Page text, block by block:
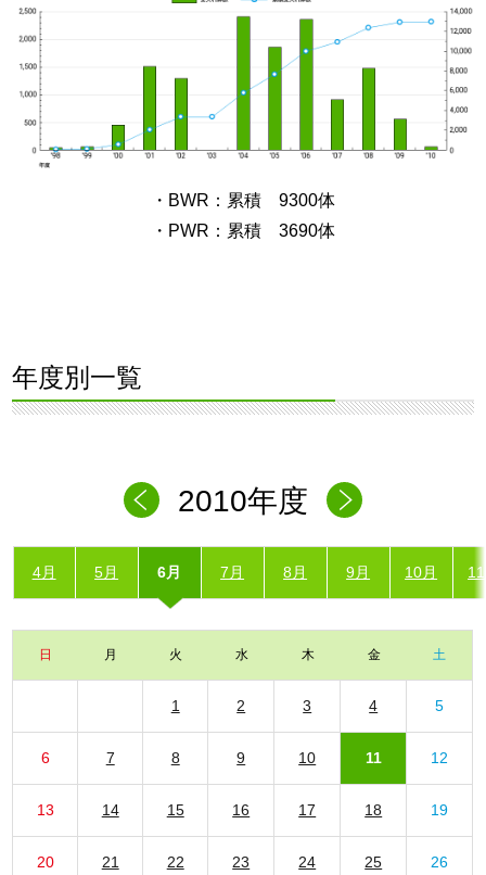
・BWR：累積 9300体
・PWR：累積 3690体
年度別一覧
2010年度
4月 5月 6月 7月 8月 9月 10月
日 月 火 水 木 金 土
1 2 3 4 5
6 7 8 9 10 11 12
13 14 15 16 17 18 19
20 21 22 23 24 25 26